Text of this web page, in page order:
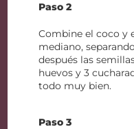
Paso 2
Combine el coco y
mediano,
después las
huevos y 3
todo muy bien.
Paso 3